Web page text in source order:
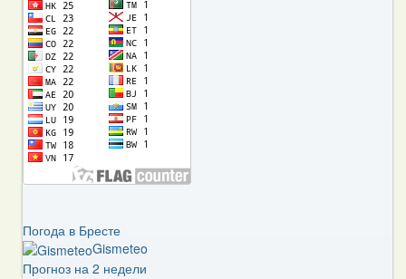
Погода в Бресте
Gismeteo
Прогноз на 2 недели